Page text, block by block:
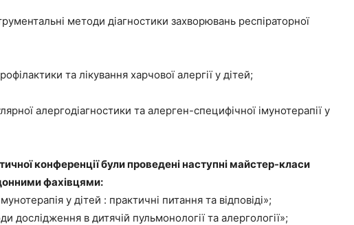
методи діагностики захворювань респіраторної
та лікування харчової алергії у дітей;
алергодіагностики та алерген-специфічної імунотерапії у
конференції були проведені наступні майстер-класи
фахівцями:
у дітей : практичні питання та відповіді»;
дослідження в дитячій пульмонології та алергології»;